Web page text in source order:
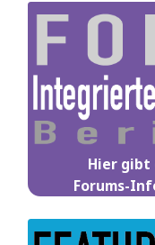
Hier gibt
Forums-